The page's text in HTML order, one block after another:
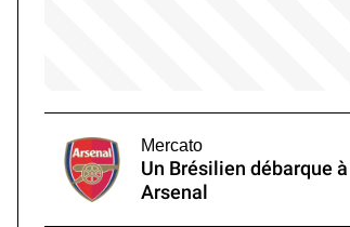
Mercato
Un Brésilien débarque à
Arsenal